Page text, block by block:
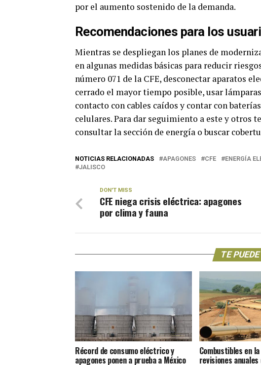
por el aumento sostenido de la demanda.
Recomendaciones para los
Mientras se despliegan los planes de
en algunas medidas básicas para reducir
número 071 de la CFE, desconectar aparatos
cerrado el mayor tiempo posible, usar
contacto con cables caídos y contar con
celulares. Para dar seguimiento a este y otros
consultar la sección de energía o buscar
NOTICIAS RELACIONADAS APAGONES CFE ENERGÍA
JALISCO
DON'T MISS
CFE niega crisis eléctrica: apagones
por clima y fauna
TE
Récord de consumo eléctrico y
apagones ponen a prueba a México
Combustibles en
revisiones anuales